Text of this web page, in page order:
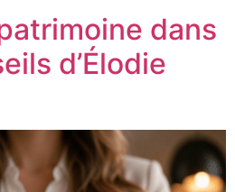
dans
d’Élodie